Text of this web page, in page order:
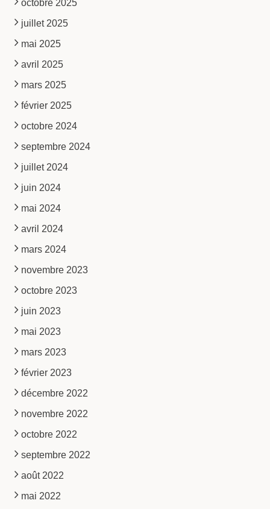
octobre 2025
juillet 2025
mai 2025
avril 2025
mars 2025
février 2025
octobre 2024
septembre 2024
juillet 2024
juin 2024
mai 2024
avril 2024
mars 2024
novembre 2023
octobre 2023
juin 2023
mai 2023
mars 2023
février 2023
décembre 2022
novembre 2022
octobre 2022
septembre 2022
août 2022
mai 2022